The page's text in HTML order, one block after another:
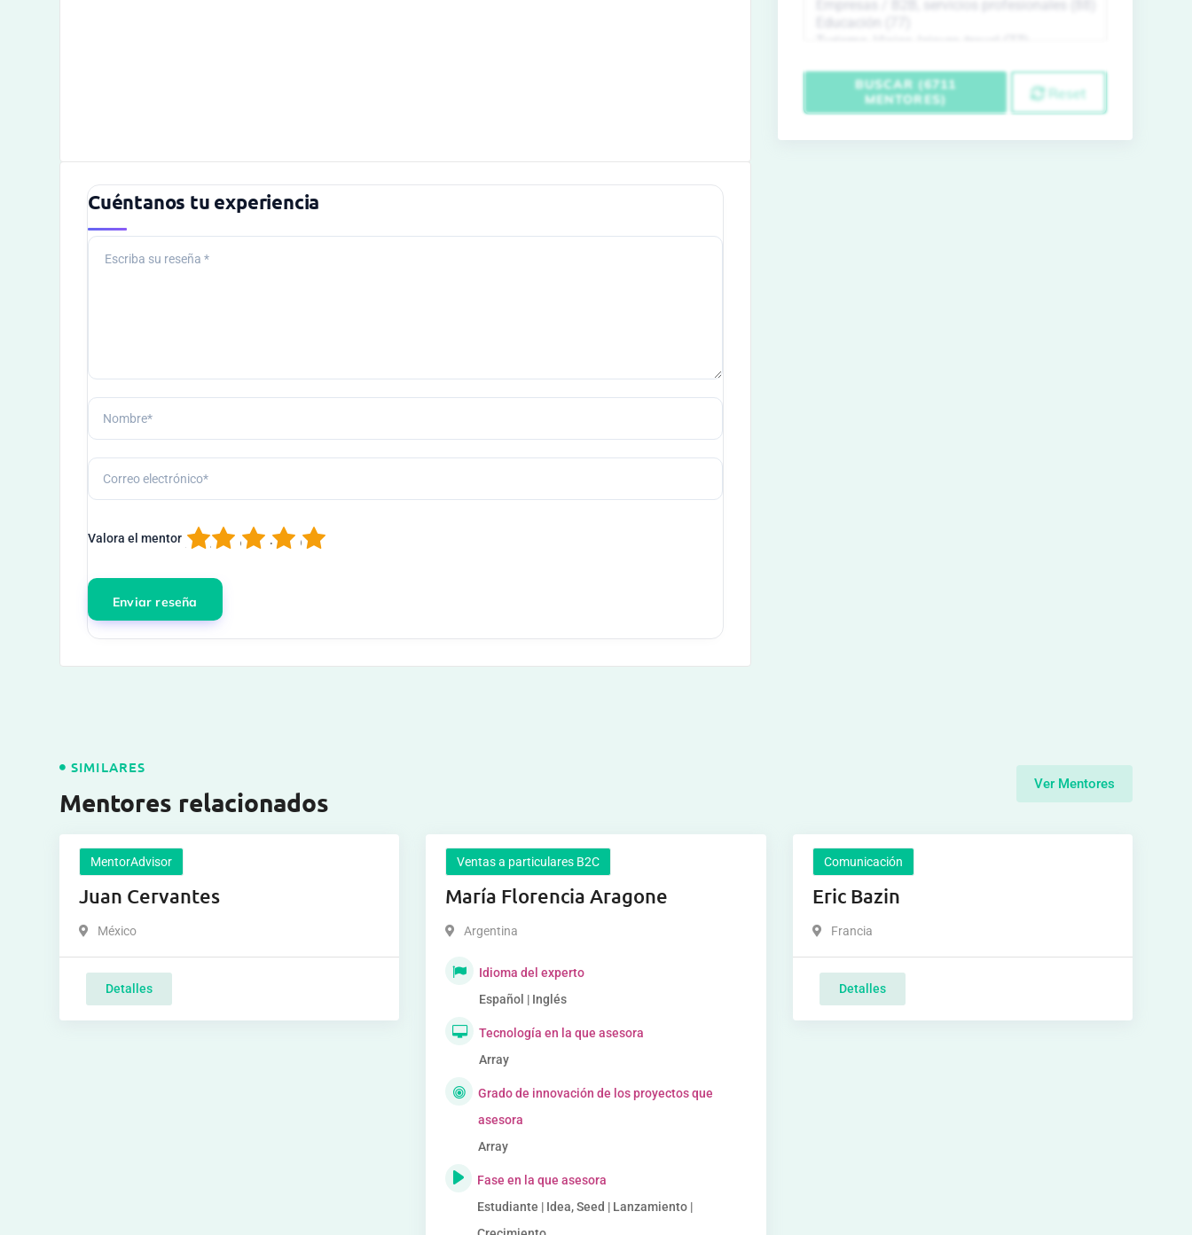
Cuéntanos tu experiencia
Valora el mentor 5
4
3
2
1
BUSCAR (6711
MENTORES)
Reset
SIMILARES
Mentores relacionados
Ver Mentores
MentorAdvisor
Juan Cervantes
México
Detalles
Ventas a particulares B2C
María Florencia Aragone
Argentina
Idioma del experto
Español | Inglés
Tecnología en la que asesora
Array
Grado de innovación de los proyectos que
asesora
Array
Fase en la que asesora
Estudiante | Idea, Seed | Lanzamiento |
Comunicación
Eric Bazin
Francia
Detalles